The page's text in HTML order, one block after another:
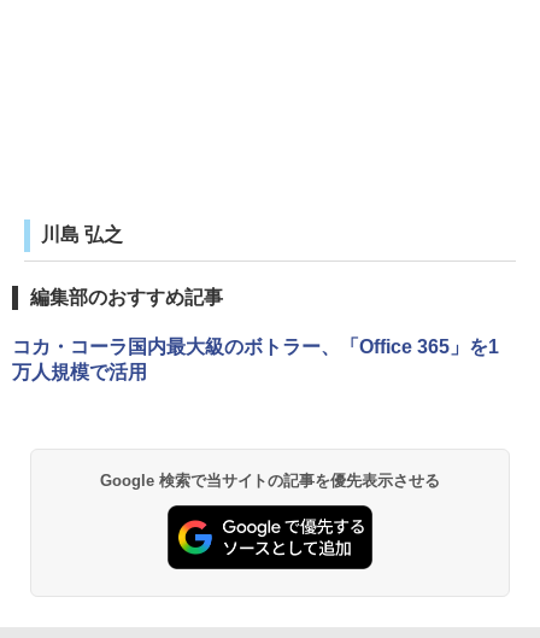
川島 弘之
編集部のおすすめ記事
コカ・コーラ国内最大級のボトラー、「Office 365」を1
万人規模で活用
Google 検索で当サイトの記事を優先表示させる